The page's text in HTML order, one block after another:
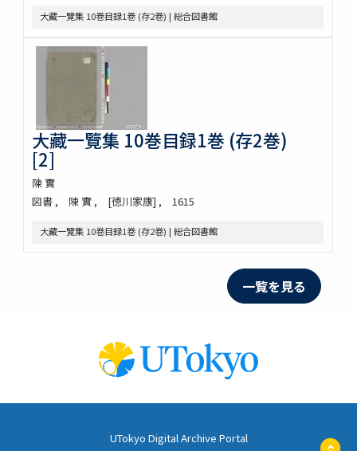
大藏一覽集 10巻目録1巻 (存2巻) | 総合図書館
大藏一覽集 10巻目録1巻 (存2巻)
[2]
陳 實
図書
陳 實 [徳川家康] 1615
大藏一覽集 10巻目録1巻 (存2巻) | 総合図書館
一覧を見る
UTokyo Digital Archive Portal
ペ